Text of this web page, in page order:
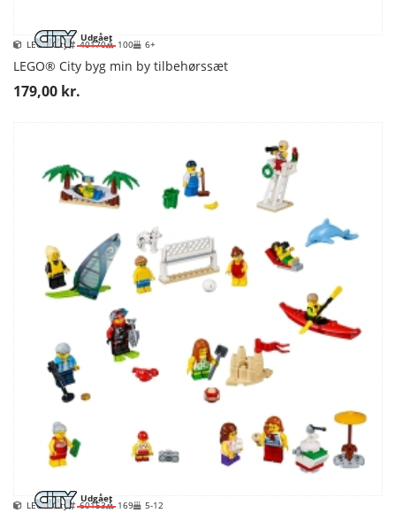
Udgået
LEGO City 40170 100 6+
LEGO® City byg min by tilbehørssæt
179,00 kr.
Udgået
LEGO City 60153 169 5-12